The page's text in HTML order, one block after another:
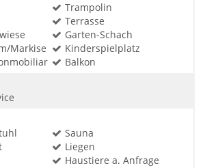
Trampolin
Terrasse
Garten-Schach
Markise
Kinderspielplatz
Balkon
Sauna
Liegen
Haustiere a. Anfrage